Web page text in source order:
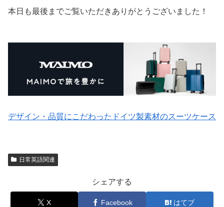
本日も最後までご覧いただきありがとうございました！
デザイン・品質にこだわったドイツ製素材のスーツケース
日常英語関連
シェアする
X Facebook はてブ